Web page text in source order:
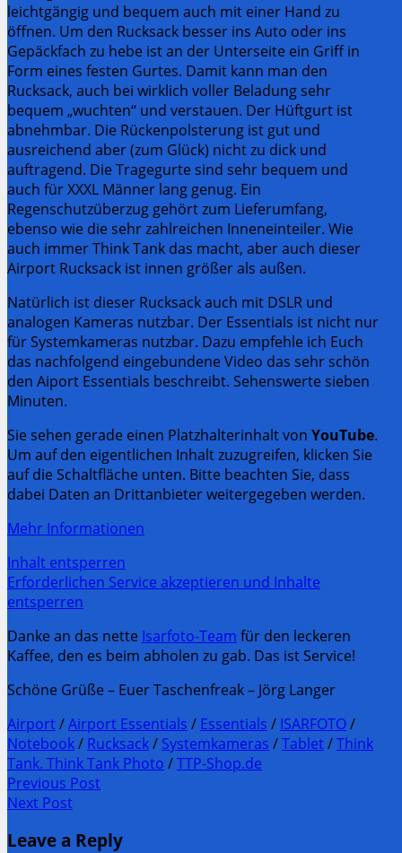
leichtgängig und bequem auch mit einer Hand zu
öffnen. Um den Rucksack besser ins Auto oder ins
Gepäckfach zu hebe ist an der Unterseite ein Griff in
Form eines festen Gurtes. Damit kann man den
Rucksack, auch bei wirklich voller Beladung sehr
bequem „wuchten“ und verstauen. Der Hüftgurt ist
abnehmbar. Die Rückenpolsterung ist gut und
ausreichend aber (zum Glück) nicht zu dick und
auftragend. Die Tragegurte sind sehr bequem und
auch für XXXL Männer lang genug. Ein
Regenschutzüberzug gehört zum Lieferumfang,
ebenso wie die sehr zahlreichen Inneneinteiler. Wie
auch immer Think Tank das macht, aber auch dieser
Airport Rucksack ist innen größer als außen.
Natürlich ist dieser Rucksack auch mit DSLR und
analogen Kameras nutzbar. Der Essentials ist nicht nur
für Systemkameras nutzbar. Dazu empfehle ich Euch
das nachfolgend eingebundene Video das sehr schön
den Aiport Essentials beschreibt. Sehenswerte sieben
Minuten.
Sie sehen gerade einen Platzhalterinhalt von YouTube.
Um auf den eigentlichen Inhalt zuzugreifen, klicken Sie
auf die Schaltfläche unten. Bitte beachten Sie, dass
dabei Daten an Drittanbieter weitergegeben werden.
Mehr Informationen
Inhalt entsperren
Erforderlichen Service akzeptieren und Inhalte
entsperren
Danke an das nette Isarfoto-Team für den leckeren
Kaffee, den es beim abholen zu gab. Das ist Service!
Schöne Grüße – Euer Taschenfreak – Jörg Langer
Airport /Airport Essentials / Essentials / ISARFOTO/
Notebook/ Rucksack/ Systemkameras /Tablet /Think
Tank. Think Tank Photo /TTP-Shop.de
Post
navigation
Previous Post
Previous
Next Post
Post:
Leave a Reply